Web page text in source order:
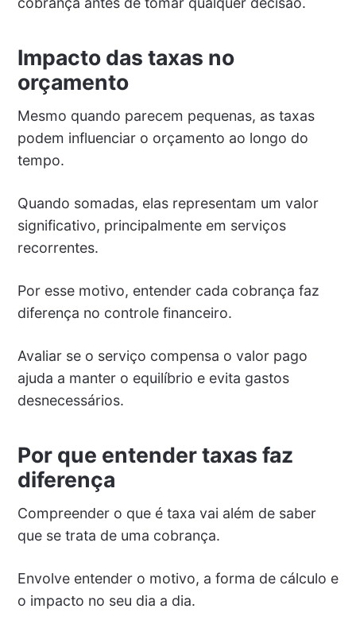
Impacto das taxas no
orçamento
Mesmo quando parecem pequenas, as taxas
podem influenciar o orçamento ao longo do
tempo.
Quando somadas, elas representam um valor
significativo, principalmente em serviços
recorrentes.
Por esse motivo, entender cada cobrança faz
diferença no controle financeiro.
Avaliar se o serviço compensa o valor pago
ajuda a manter o equilíbrio e evita gastos
desnecessários.
Por que entender taxas faz
diferença
Compreender o que é taxa vai além de saber
que se trata de uma cobrança.
Envolve entender o motivo, a forma de cálculo e
o impacto no seu dia a dia.